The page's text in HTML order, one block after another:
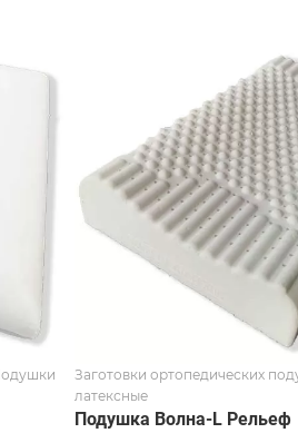
Заготовки ортопедических
латексные
Подушка Волна-L Рельеф